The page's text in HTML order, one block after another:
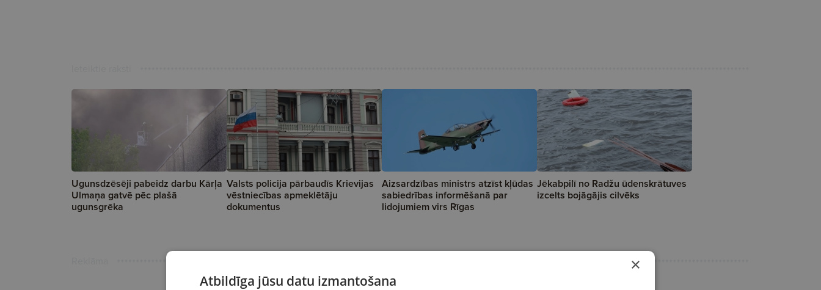
Ugunsdzēsēji pabeidz darbu Kārļa
Ulmaņa gatvē pēc plašā
ugunsgrēka
Valsts policija pārbaudīs Krievijas
vēstniecības apmeklētāju
dokumentus
Aizsardzības ministrs atzīst kļūdas
sabiedrības informēšanā par
lidojumiem virs Rīgas
Jēkabpilī no Radžu ūdenskrātuves
izcelts bojāgājis cilvēks
×
Atbildīga jūsu datu izmantošana